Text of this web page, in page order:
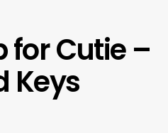
for Cutie –
Keys